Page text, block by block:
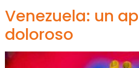
Venezuela: un
doloroso